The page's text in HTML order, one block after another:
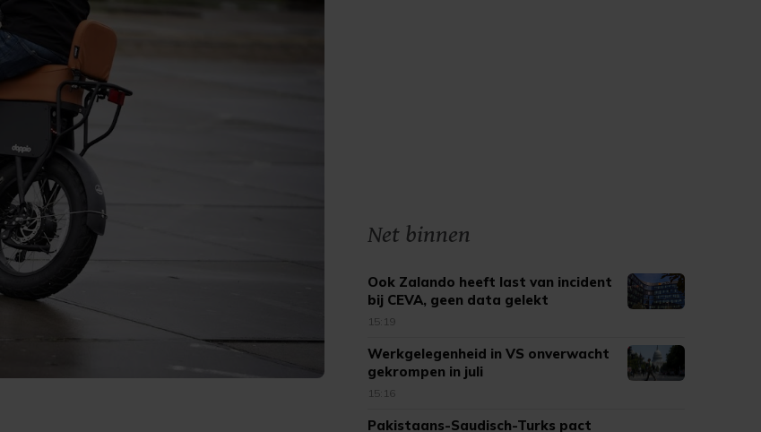
Net binnen
Ook Zalando heeft last van incident
bij CEVA, geen data gelekt
15:19
Werkgelegenheid in VS onverwacht
gekrompen in juli
15:16
Pakistaans-Saudisch-Turks pact